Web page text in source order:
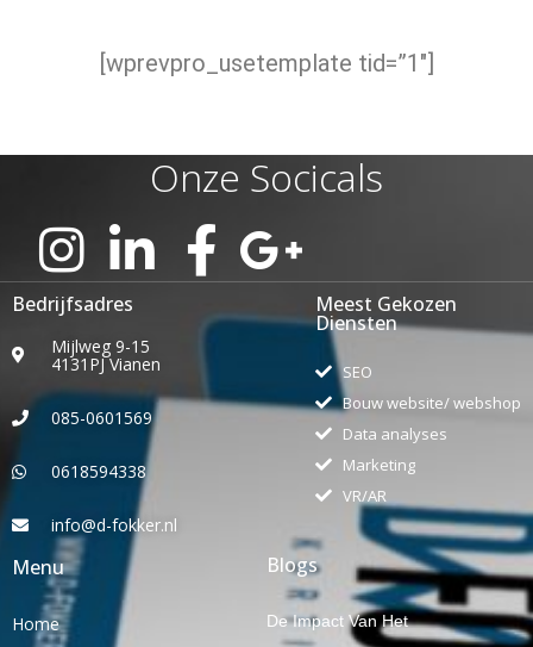
[wprevpro_usetemplate tid=”1″]
Onze Socicals
Bedrijfsadres
Mijlweg 9-15
4131PJ Vianen
085-0601569
0618594338
info@d-fokker.nl
Meest Gekozen
Diensten
SEO
Bouw website/ webshop
Data analyses
Marketing
VR/AR
Menu
Home
Blogs
De Impact Van Het